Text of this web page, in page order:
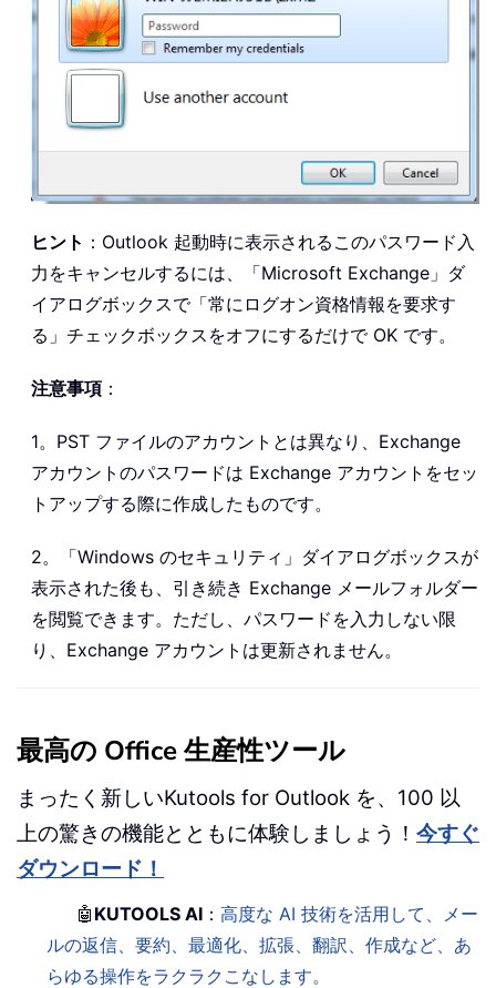
ヒント ：Outlook 起動時に表示されるこのパスワード入
力をキャンセルするには、「Microsoft Exchange」ダ
イアログボックスで「常にログオン資格情報を要求す
る」チェックボックスをオフにするだけで OK です。
注意事項 ：
1。PST ファイルのアカウントとは異なり、Exchange
アカウントのパスワードは Exchange アカウントをセッ
トアップする際に作成したものです。
2。「Windows のセキュリティ」ダイアログボックスが
表示された後も、引き続き Exchange メールフォルダー
を閲覧できます。ただし、パスワードを入力しない限
り、Exchange アカウントは更新されません。
最高の Office 生産性ツール
まったく新しいKutools for Outlook を、100 以
上の驚きの機能とともに体験しましょう！ 今すぐ
ダウンロード！
🤖 KUTOOLS AI ：高度な AI 技術を活用して、メー
ルの返信、要約、最適化、拡張、翻訳、作成など、あ
らゆる操作をラクラクこなします。